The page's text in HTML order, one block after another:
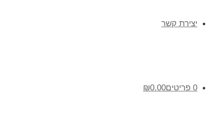
יצירת קשר
0 פריטים ₪0.00